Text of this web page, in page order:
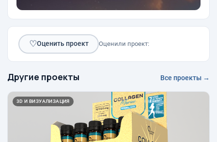
♡Оценить проект Оценили проект:
Другие проекты Все проекты →
3D И ВИЗУАЛИЗАЦИЯ